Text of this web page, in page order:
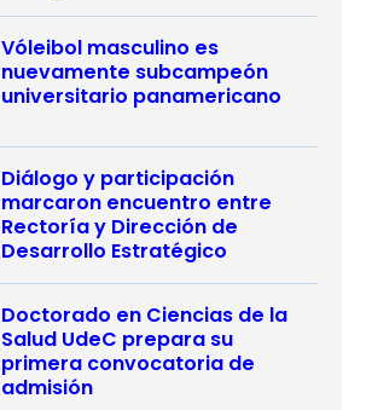
Vóleibol masculino es
nuevamente subcampeón
universitario panamericano
Diálogo y participación
marcaron encuentro entre
Rectoría y Dirección de
Desarrollo Estratégico
Doctorado en Ciencias de la
Salud UdeC prepara su
primera convocatoria de
admisión